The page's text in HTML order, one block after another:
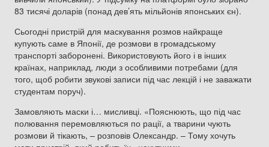
83 тисячі доларів (понад дев’ять мільйонів японських єн).
Сьогодні пристрій для маскування розмов найкраще
купують саме в Японії, де розмови в громадському
транспорті заборонені. Використовують його і в інших
країнах, наприклад, люди з особливими потребами (для
того, щоб робити звукові записи під час лекцій і не заважати
студентам поруч).
Замовляють маски і… мисливці. «Пояснюють, що під час
полювання перемовляються по рації, а тварини чують
розмови й тікають, – розповів Олександр. – Тому хочуть